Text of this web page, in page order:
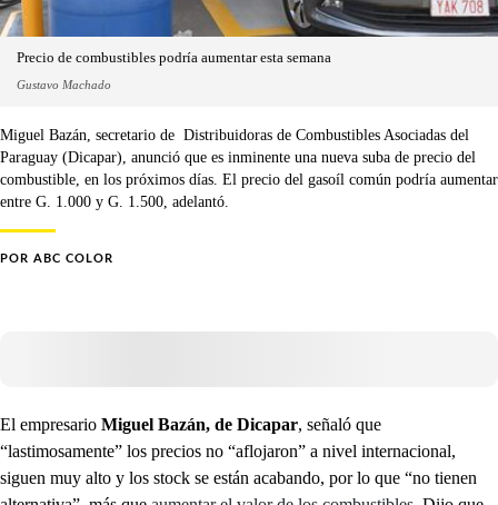
Precio de combustibles podría aumentar esta semana
Gustavo Machado
Miguel Bazán, secretario de Distribuidoras de Combustibles Asociadas del
Paraguay (Dicapar), anunció que es inminente una nueva suba de precio del
combustible, en los próximos días. El precio del gasoíl común podría aumentar
entre G. 1.000 y G. 1.500, adelantó.
POR ABC COLOR
El empresario Miguel Bazán, de Dicapar, señaló que
“lastimosamente” los precios no “aflojaron” a nivel internacional,
siguen muy alto y los stock se están acabando, por lo que “no tienen